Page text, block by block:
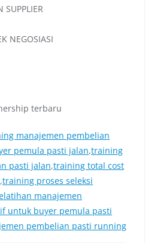
SUPPLIER
NEGOSIASI
terbaru
manajemen pembelian
pemula pasti jalan,training
pasti jalan,training total cost
,training proses seleksi
manajemen
untuk buyer pemula pasti
pembelian pasti running